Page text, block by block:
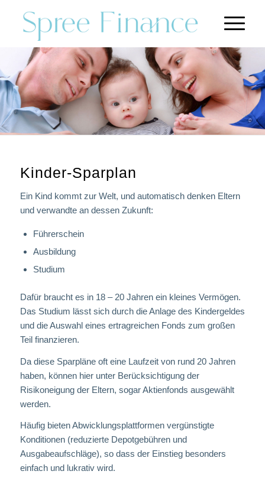
Kinder-Sparplan
Ein Kind kommt zur Welt, und automatisch denken Eltern
und verwandte an dessen Zukunft:
Führerschein
Ausbildung
Studium
Dafür braucht es in 18 – 20 Jahren ein kleines Vermögen.
Das Studium lässt sich durch die Anlage des Kindergeldes
und die Auswahl eines ertragreichen Fonds zum großen
Teil finanzieren.
Da diese Sparpläne oft eine Laufzeit von rund 20 Jahren
haben, können hier unter Berücksichtigung der
Risikoneigung der Eltern, sogar Aktienfonds ausgewählt
werden.
Häufig bieten Abwicklungsplattformen vergünstigte
Konditionen (reduzierte Depotgebühren und
Ausgabeaufschläge), so dass der Einstieg besonders
einfach und lukrativ wird.